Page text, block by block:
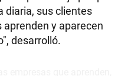
diaria, sus clientes
y aparecen
desarrolló.